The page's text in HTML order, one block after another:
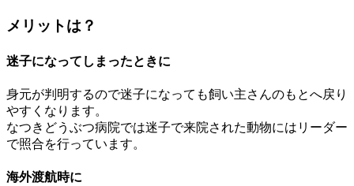
メリットは？
迷子になってしまったときに
身元が判明するので迷子になっても飼い主さんのもとへ戻り
やすくなります。
なつきどうぶつ病院では迷子で来院された動物にはリーダー
で照合を行っています。
海外渡航時に